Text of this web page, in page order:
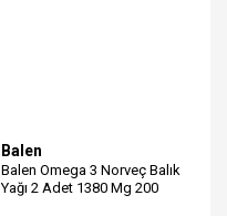
Balen
Balen Omega 3 Norveç Balık
Yağı 2 Adet 1380 Mg 200